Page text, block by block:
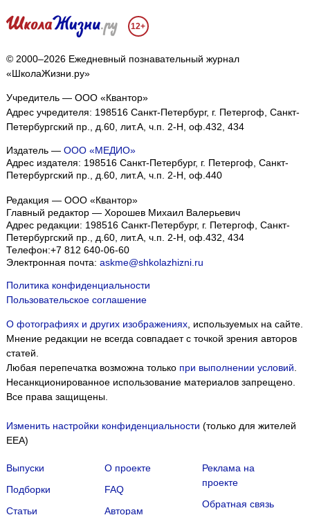
12+
© 2000–2026 Ежедневный познавательный журнал
«ШколаЖизни.ру»
Учредитель — ООО «Квантор»
Адрес учредителя: 198516 Санкт-Петербург, г. Петергоф, Санкт-
Петербургский пр., д.60, лит.А, ч.п. 2-Н, оф.432, 434
Издатель — ООО «МЕДИО»
Адрес издателя: 198516 Санкт-Петербург, г. Петергоф, Санкт-
Петербургский пр., д.60, лит.А, ч.п. 2-Н, оф.440
Редакция — ООО «Квантор»
Главный редактор — Хорошев Михаил Валерьевич
Адрес редакции: 198516 Санкт-Петербург, г. Петергоф Санкт-
Петербургский пр., д.60, лит.А, ч.п. 2-Н, оф.432, 434
Телефон:+7 812 640-06-60
Электронная почта: askme@shkolazhizni.ru
Политика конфиденциальности
Пользовательское соглашение
О фотографиях и других изображениях, используемых на сайте.
Мнение редакции не всегда совпадает с точкой зрения авторов
статей.
Любая перепечатка возможна только при выполнении условий
Несанкционированное использование материалов запрещено.
Все права защищены.
Изменить настройки конфиденциальности (только для жителей
EEA)
Выпуски
Подборки
Статьи
О проекте
FAQ
Авторам
Реклама на
проекте
Обратная связь